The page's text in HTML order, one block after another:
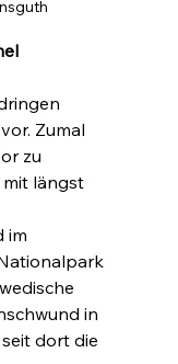
Zumal
zu
mit längst
im
in
dort die